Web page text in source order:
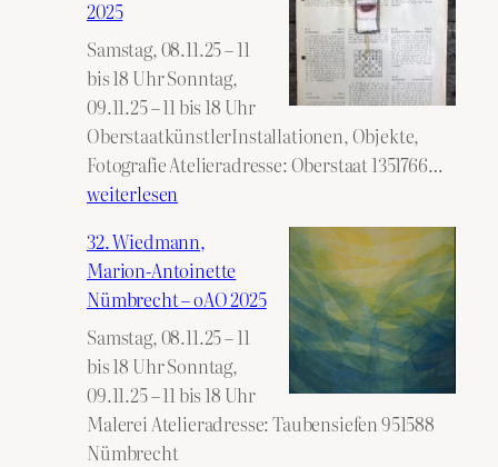
–
oAO
2025
2025
Samstag, 08.11.25 – 11
bis 18 Uhr Sonntag,
09.11.25 – 11 bis 18 Uhr
OberstaatkünstlerInstallationen, Objekte,
Fotografie Atelieradresse: Oberstaat 1351766…
Detlev
–
oAO
weiterlesen
32. Wiedmann,
Marion-Antoinette
Nümbrecht – oAO 2025
Samstag, 08.11.25 – 11
bis 18 Uhr Sonntag,
09.11.25 – 11 bis 18 Uhr
Malerei Atelieradresse: Taubensiefen 951588
Nümbrecht